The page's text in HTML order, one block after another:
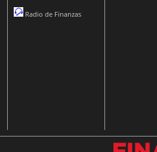
Radio de Finanzas